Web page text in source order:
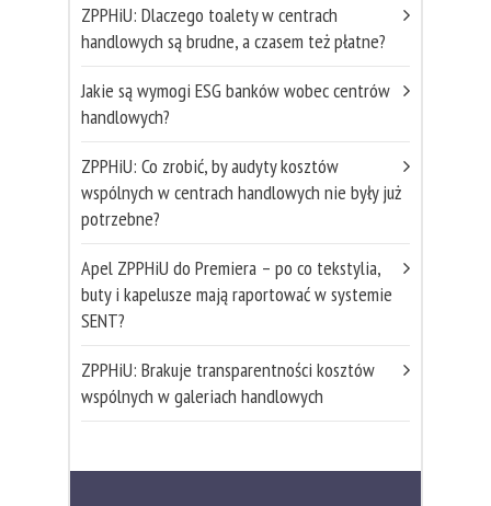
ZPPHiU: Dlaczego toalety w centrach
handlowych są brudne, a czasem też płatne?
Jakie są wymogi ESG banków wobec centrów
handlowych?
ZPPHiU: Co zrobić, by audyty kosztów
wspólnych w centrach handlowych nie były już
potrzebne?
Apel ZPPHiU do Premiera – po co tekstylia,
buty i kapelusze mają raportować w systemie
SENT?
ZPPHiU: Brakuje transparentności kosztów
wspólnych w galeriach handlowych